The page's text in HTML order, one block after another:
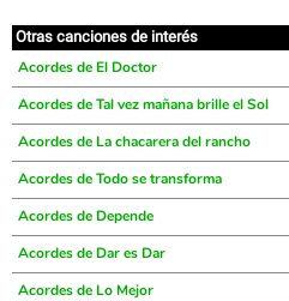
Otras canciones de interés
Acordes de El Doctor
Acordes de Tal vez mañana brille el Sol
Acordes de La chacarera del rancho
Acordes de Todo se transforma
Acordes de Depende
Acordes de Dar es Dar
Acordes de Lo Mejor